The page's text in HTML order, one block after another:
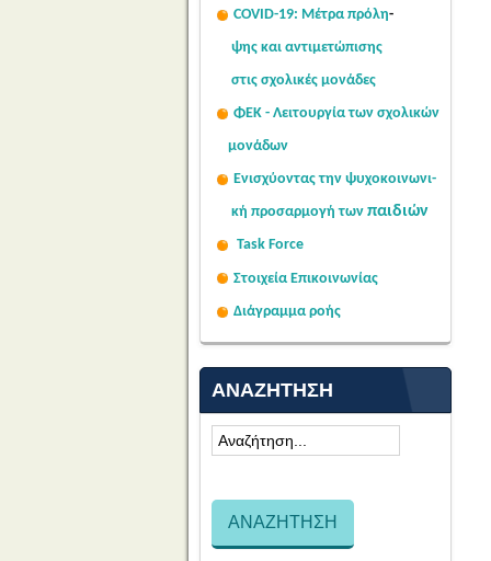
COVID-19: Μέτρα πρόλη-
ψης και αντιμετώπισης
στις σχολικές μονάδες
ΦΕΚ - Λειτουργία των σχολικών
μονάδων
Ενισχύοντας την ψυχοκοινωνι-
κή προσαρμογή των παιδιών
Task Force
Στοιχεία Επικοινωνίας
Διάγραμμα ροής
ΑΝΑΖΉΤΗΣΗ